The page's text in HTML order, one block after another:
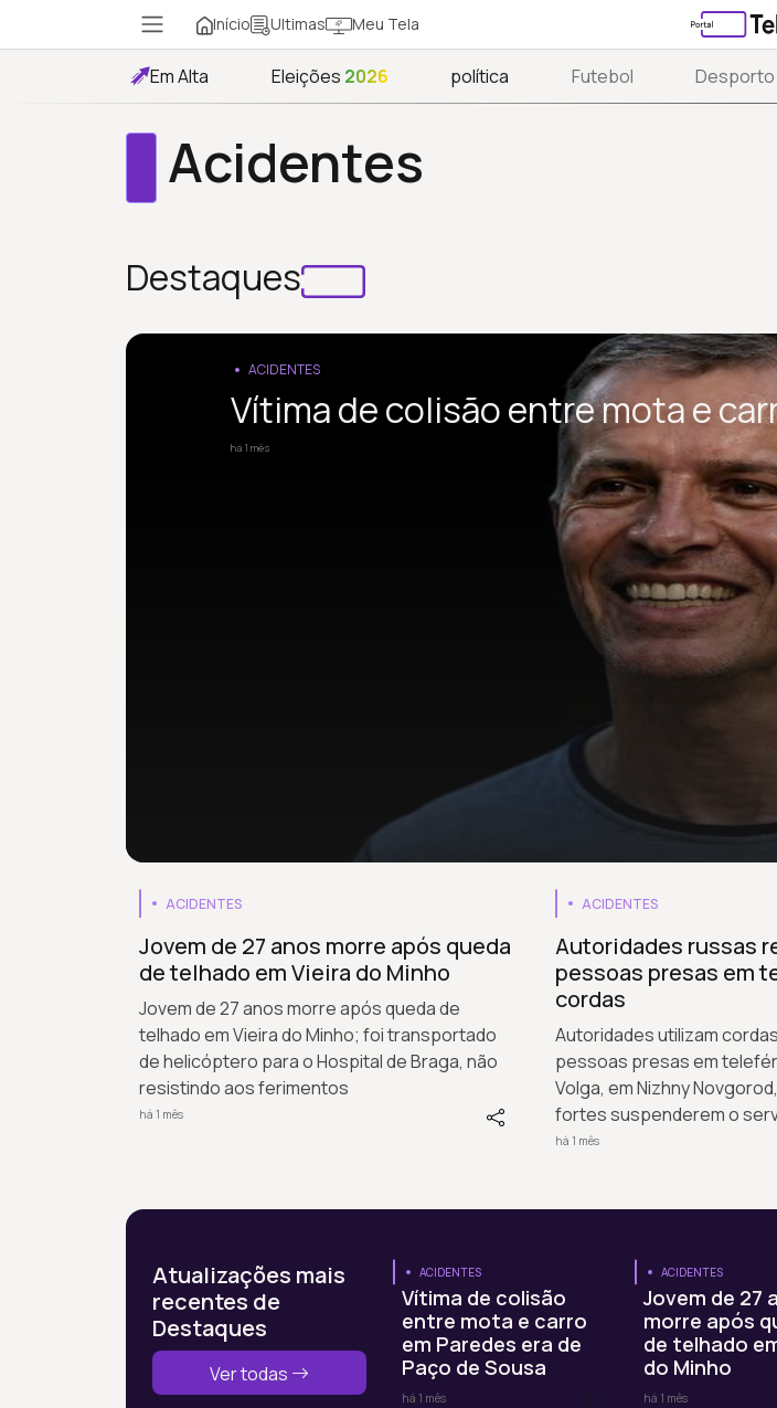
Início Ultimas Meu Tela
Em Alta Eleições 2026 política Futebol Desporto
Acidentes
Destaques
ACIDENTES
Vítima de colisão entre mota e
há 1 mês
ACIDENTES
Jovem de 27 anos morre após queda
de telhado em Vieira do Minho
Jovem de 27 anos morre após queda de
telhado em Vieira do Minho; foi transportado
de helicóptero para o Hospital de Braga, não
resistindo aos ferimentos
há 1 mês
ACIDENTES
Autoridades russas
pessoas presas em
cordas
Autoridades utilizam
pessoas presas em
Volga, em Nizhny
fortes suspenderem o
há 1 mês
Atualizações mais
recentes de
Destaques
Ver todas
ACIDENTES
Vítima de colisão
entre mota e carro
em Paredes era de
Paço de Sousa
há 1 mês
ACIDENTES
Jovem de 27
morre após
de telhado
do Minho
há 1 mês